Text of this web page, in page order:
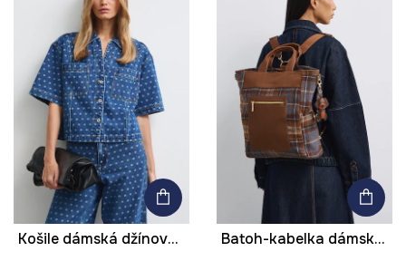
Košile dámská džínová tečkovaná Batoh-kabelka dámská s příměsí vlny kostkovaná s klíčenkou